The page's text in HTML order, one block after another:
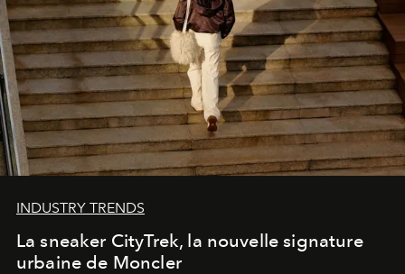
INDUSTRY TRENDS
La sneaker CityTrek, la nouvelle signature
urbaine de Moncler